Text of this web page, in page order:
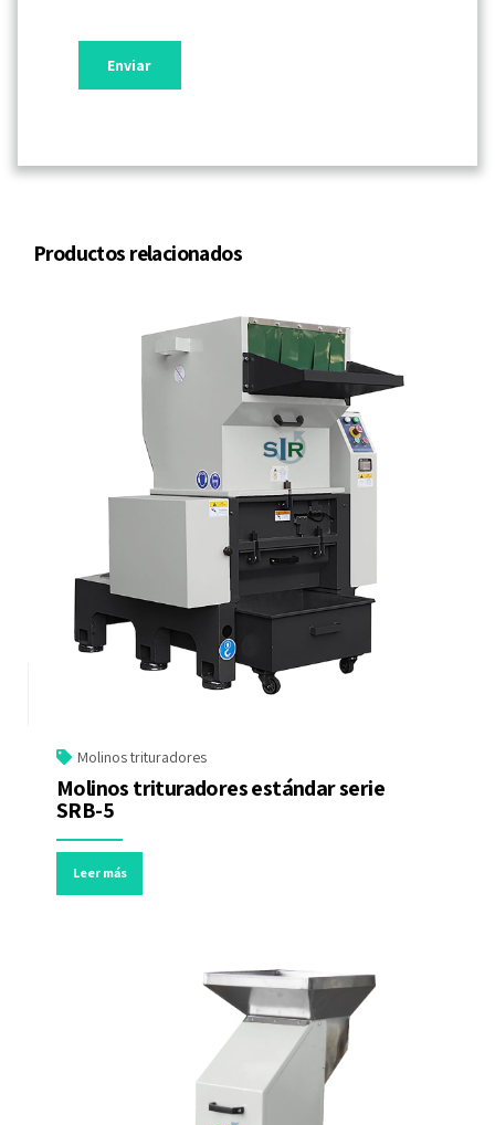
Productos relacionados
Molinos trituradores
Molinos trituradores estándar serie
SRB-5
Leer más